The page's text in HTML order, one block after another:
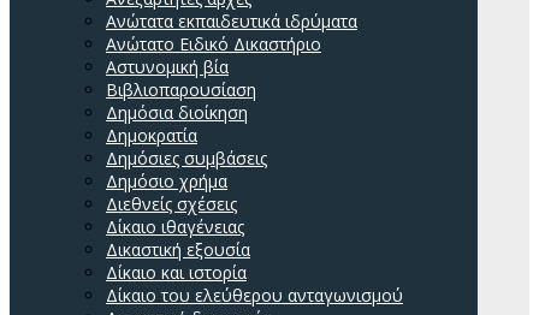
Ανώτατα εκπαιδευτικά ιδρύματα
Ανώτατο Ειδικό Δικαστήριο
Αστυνομική βία
Βιβλιοπαρουσίαση
Δημόσια διοίκηση
Δημοκρατία
Δημόσιες συμβάσεις
Δημόσιο χρήμα
Διεθνείς σχέσεις
Δίκαιο ιθαγένειας
Δικαστική εξουσία
Δίκαιο και ιστορία
Δίκαιο του ελεύθερου ανταγωνισμού